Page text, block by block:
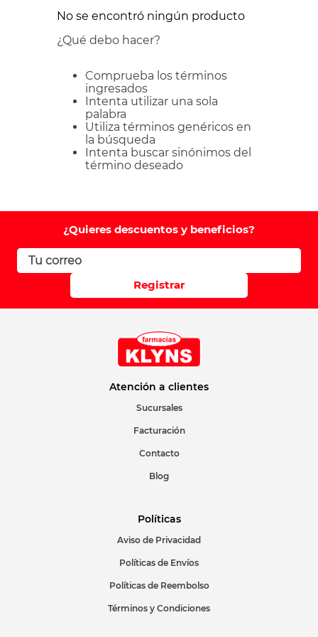
No se encontró ningún producto
¿Qué debo hacer?
Comprueba los términos
ingresados
Intenta utilizar una sola
palabra
Utiliza términos genéricos en
la búsqueda
Intenta buscar sinónimos del
término deseado
¿Quieres descuentos y beneficios?
Registrar
Atención a clientes
Sucursales
Facturación
Contacto
Blog
Políticas
Aviso de Privacidad
Políticas de Envíos
Políticas de Reembolso
Términos y Condiciones